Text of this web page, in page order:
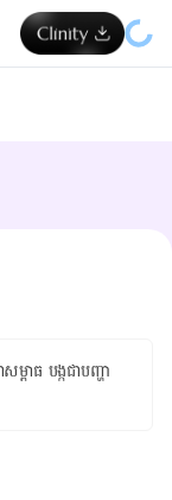
ម្ពាធ បង្ក​ជា​បញ្ហា​